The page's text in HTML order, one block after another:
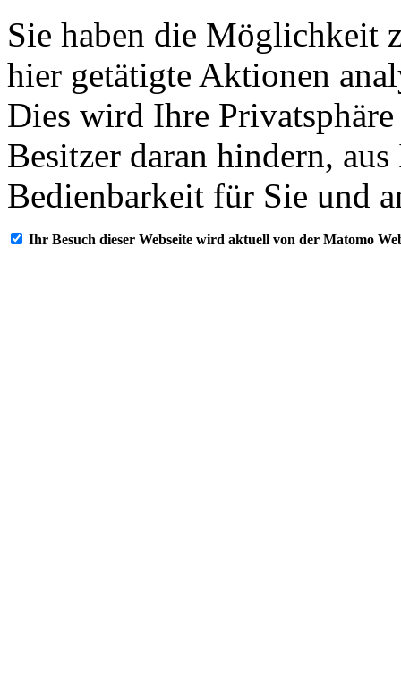
Sie haben die Möglichkeit
hier getätigte Aktionen
Dies wird Ihre
Besitzer daran hindern,
Bedienbarkeit für Sie und
Ihr Besuch dieser Webseite wird aktuell von der Matomo